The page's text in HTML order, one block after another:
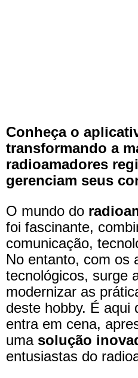
Conheça o
transformando a
radioamadores
gerenciam seus
O mundo do
foi fascinante,
comunicação,
No entanto, com os
tecnológicos, surge
modernizar as
deste hobby. É aqui
entra em cena,
uma solução
entusiastas do